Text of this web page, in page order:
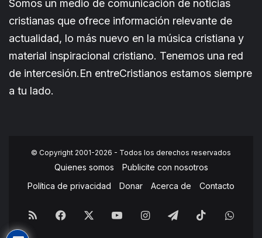
Somos un medio de comunicación de noticias
cristianas que ofrece información relevante de
actualidad, lo más nuevo en la música cristiana y
material inspiracional cristiano. Tenemos una red
de intercesión.En entreCristianos estamos siempre
a tu lado.
© Copyright 2001-2026 - Todos los derechos reservados
Quienes somos
Publicite con nosotros
Política de privacidad
Donar Acerca de Contacto
RSS Facebook YouTubeInstagramTelegramTikTok